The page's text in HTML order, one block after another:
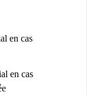
en cas
en cas